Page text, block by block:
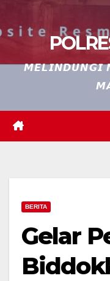
𝙈𝙀𝙇𝙄𝙉𝘿𝙐𝙉𝙂𝙄
BERITA
Gelar